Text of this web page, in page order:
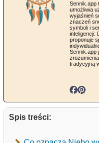
Sennik.app
umożliwia
wyjaśnień
znaczeń
symboli i
inteligencji:
proponuje
Sennik.app
tradycyjną
Spis treści: